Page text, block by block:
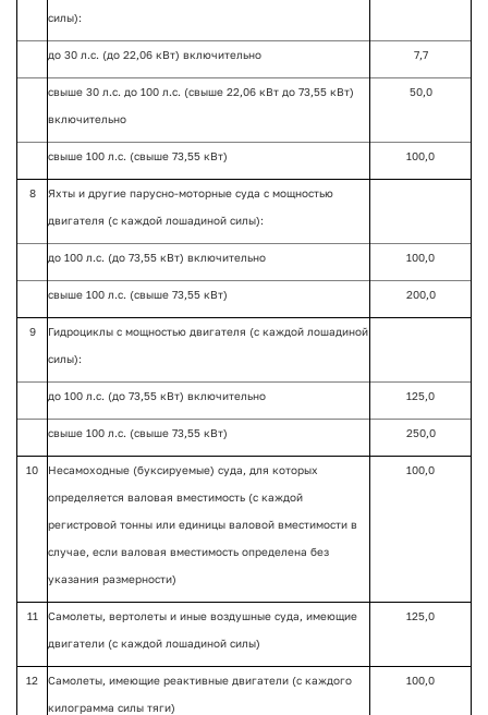
силы):
до 30 л.с. (до 22,06 кВт) включительно 7,7
свыше 30 л.с. до 100 л.с. (свыше 22,06 кВт до 73,55 кВт)
включительно
50,0
свыше 100 л.с. (свыше 73,55 кВт) 100,0
8 Яхты и другие парусно-моторные суда с мощностью
двигателя (с каждой лошадиной силы):
до 100 л.с. (до 73,55 кВт) включительно 100,0
свыше 100 л.с. (свыше 73,55 кВт) 200,0
9 Гидроциклы с мощностью двигателя (с каждой лошадиной
силы):
до 100 л.с. (до 73,55 кВт) включительно 125,0
свыше 100 л.с. (свыше 73,55 кВт) 250,0
10 Несамоходные (буксируемые) суда, для которых
определяется валовая вместимость (с каждой
регистровой тонны или единицы валовой вместимости в
случае, если валовая вместимость определена без
указания размерности)
100,0
11 Самолеты, вертолеты и иные воздушные суда, имеющие
двигатели (с каждой лошадиной силы)
125,0
12 Самолеты, имеющие реактивные двигатели (с каждого
килограмма силы тяги)
100,0